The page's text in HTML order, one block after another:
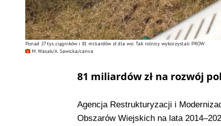
Ponad 27 tys. ciągników i 81 miliardów zł dla wsi. Tak rolnicy wykorzystali PROW
M. Wasak/A. Sawicka/canva
81 miliardów zł na rozwój
Agencja Restrukturyzacji i
Obszarów Wiejskich na lata